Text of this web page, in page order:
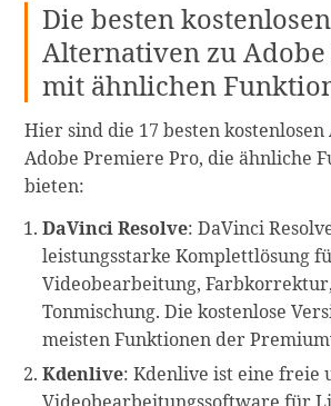
Die besten kostenlosen
Alternativen zu
mit ähnlichen
Hier sind die 17 besten
Adobe Premiere Pro, die ähnliche
bieten:
DaVinci Resolve: DaVinci
leistungsstarke Komplettlösung
Videobearbeitung,
Tonmischung. Die kostenlose
meisten Funktionen der
Kdenlive: Kdenlive ist eine freie